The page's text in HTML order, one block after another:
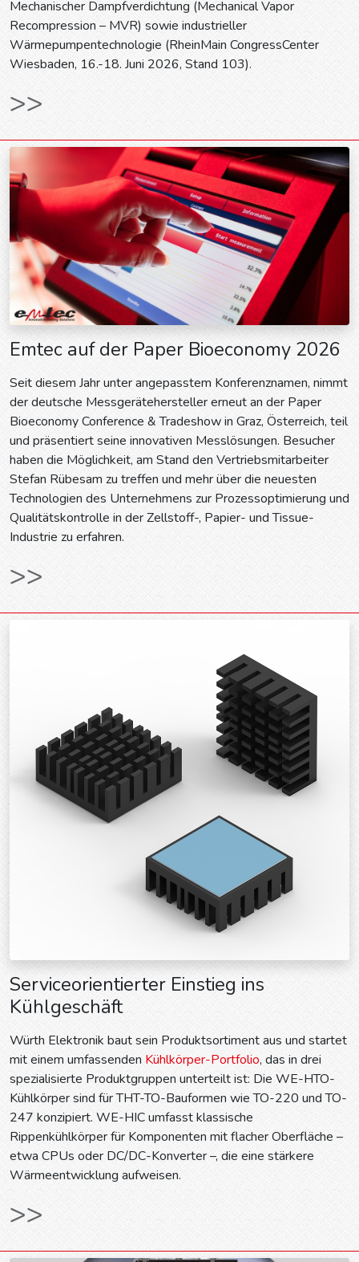
Mechanischer Dampfverdichtung (Mechanical Vapor
Recompression – MVR) sowie industrieller
Wärmepumpentechnologie (RheinMain CongressCenter
Wiesbaden, 16.-18. Juni 2026, Stand 103).
>>
Emtec auf der Paper Bioeconomy 2026
Seit diesem Jahr unter angepasstem Konferenznamen, nimmt
der deutsche Messgerätehersteller erneut an der Paper
Bioeconomy Conference & Tradeshow in Graz, Österreich, teil
und präsentiert seine innovativen Messlösungen. Besucher
haben die Möglichkeit, am Stand den Vertriebsmitarbeiter
Stefan Rübesam zu treffen und mehr über die neuesten
Technologien des Unternehmens zur Prozessoptimierung und
Qualitätskontrolle in der Zellstoff-, Papier- und Tissue-
Industrie zu erfahren.
>>
Serviceorientierter Einstieg ins
Kühlgeschäft
Würth Elektronik baut sein Produktsortiment aus und startet
mit einem umfassendenKühlkörper-Portfolio, das in drei
spezialisierte Produktgruppen unterteilt ist: Die WE-HTO-
Kühlkörper sind für THT-TO-Bauformen wie TO-220 und TO-
247 konzipiert. WE-HIC umfasst klassische
Rippenkühlkörper für Komponenten mit flacher Oberfläche –
etwa CPUs oder DC/DC-Konverter –, die eine stärkere
Wärmeentwicklung aufweisen.
>>